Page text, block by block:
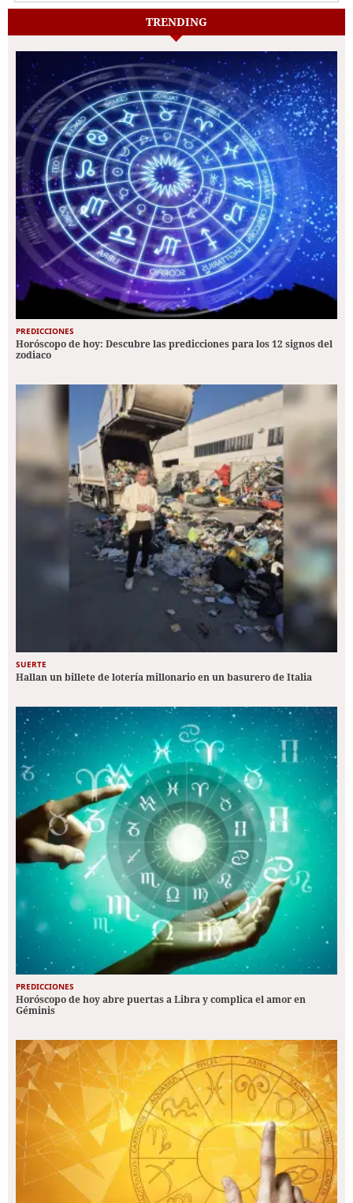
TRENDING
PREDICCIONES
Horóscopo de hoy: Descubre las predicciones para los 12 signos del
zodiaco
SUERTE
Hallan un billete de lotería millonario en un basurero de Italia
PREDICCIONES
Horóscopo de hoy abre puertas a Libra y complica el amor en
Géminis